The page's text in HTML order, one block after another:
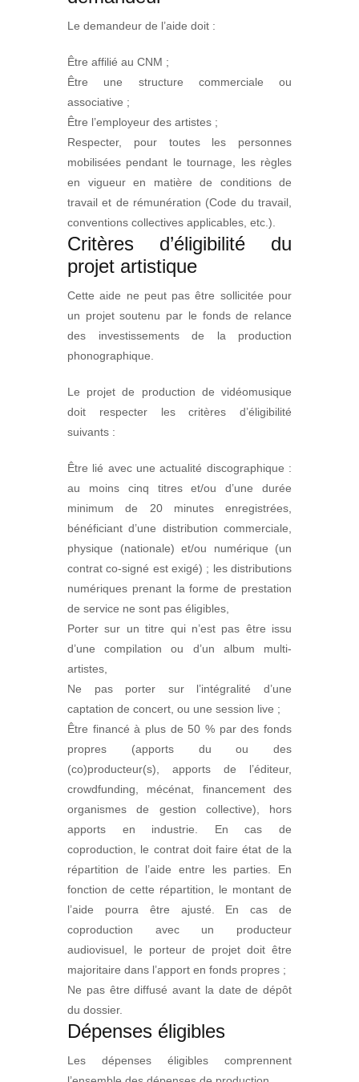
Le demandeur de l’aide doit :
Être affilié au CNM ;
Être une structure commerciale ou
associative ;
Être l’employeur des artistes ;
Respecter, pour toutes les personnes
mobilisées pendant le tournage, les règles
en vigueur en matière de conditions de
travail et de rémunération (Code du travail,
conventions collectives applicables, etc.).
Critères d’éligibilité du
projet artistique
Cette aide ne peut pas être sollicitée pour
un projet soutenu par le fonds de relance
des investissements de la production
phonographique.
Le projet de production de vidéomusique
doit respecter les critères d’éligibilité
suivants :
Être lié avec une actualité discographique :
au moins cinq titres et/ou d’une durée
minimum de 20 minutes enregistrées,
bénéficiant d’une distribution commerciale,
physique (nationale) et/ou numérique (un
contrat co-signé est exigé) ; les distributions
numériques prenant la forme de prestation
de service ne sont pas éligibles,
Porter sur un titre qui n’est pas être issu
d’une compilation ou d’un album multi-
artistes,
Ne pas porter sur l’intégralité d’une
captation de concert, ou une session live ;
Être financé à plus de 50 % par des fonds
propres (apports du ou des
(co)producteur(s), apports de l’éditeur,
crowdfunding, mécénat, financement des
organismes de gestion collective), hors
apports en industrie. En cas de
coproduction, le contrat doit faire état de la
répartition de l’aide entre les parties. En
fonction de cette répartition, le montant de
l’aide pourra être ajusté. En cas de
coproduction avec un producteur
audiovisuel, le porteur de projet doit être
majoritaire dans l’apport en fonds propres ;
Ne pas être diffusé avant la date de dépôt
du dossier.
Dépenses éligibles
Les dépenses éligibles comprennent